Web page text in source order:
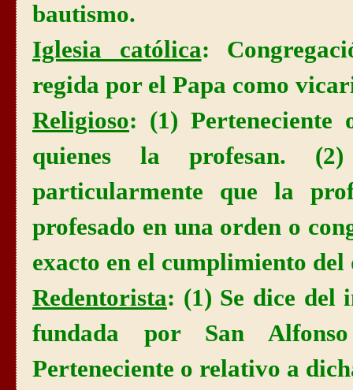
bautismo.
Iglesia católica:
regida por el Papa como
Religioso: (1)
quienes la profesan.
particularmente que la
profesado en una orden o
exacto en el cumplimiento del
Redentorista: (1) Se dice del
fundada por San
Perteneciente o relativo a